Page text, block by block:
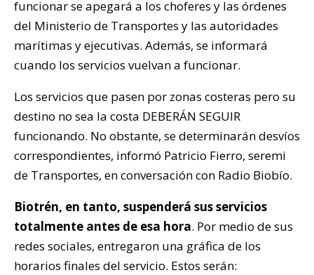
funcionar se apegará a los choferes y las órdenes
del Ministerio de Transportes y las autoridades
marítimas y ejecutivas. Además, se informará
cuando los servicios vuelvan a funcionar.
Los servicios que pasen por zonas costeras pero su
destino no sea la costa DEBERÁN SEGUIR
funcionando. No obstante, se determinarán desvíos
correspondientes, informó Patricio Fierro, seremi
de Transportes, en conversación con Radio Biobío.
Biotrén, en tanto, suspenderá sus servicios
totalmente antes de esa hora. Por medio de sus
redes sociales, entregaron una gráfica de los
horarios finales del servicio. Estos serán: